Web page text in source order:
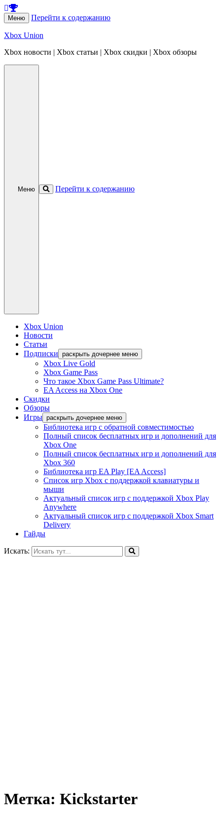
Меню Перейти к содержанию
Xbox Union
Xbox новости | Xbox статьи | Xbox скидки | Xbox обзоры
Меню Перейти к содержанию
Xbox Union
Новости
Статьи
Подписки раскрыть дочернее меню
Xbox Live Gold
Xbox Game Pass
Что такое Xbox Game Pass Ultimate?
EA Access на Xbox One
Скидки
Обзоры
Игры раскрыть дочернее меню
Библиотека игр с обратной совместимостью
Полный список бесплатных игр и дополнений для
Xbox One
Полный список бесплатных игр и дополнений для
Xbox 360
Библиотека игр EA Play [EA Access]
Список игр Xbox c поддержкой клавиатуры и
мыши
Актуальный список игр с поддержкой Xbox Play
Anywhere
Актуальный список игр с поддержкой Xbox Smart
Delivery
Гайды
Искать:
Метка: Kickstarter